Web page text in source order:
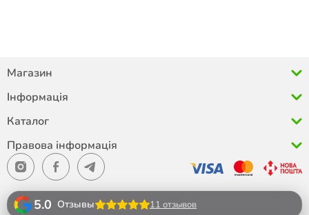
Магазин
Інформація
Каталог
Правова інформація
5.0 Отзывы 11 отзывов